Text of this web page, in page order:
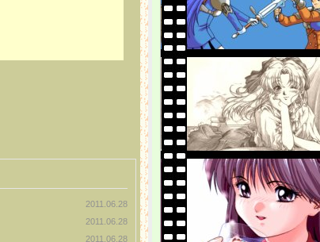
2011.06.28
2011.06.28
2011.06.28